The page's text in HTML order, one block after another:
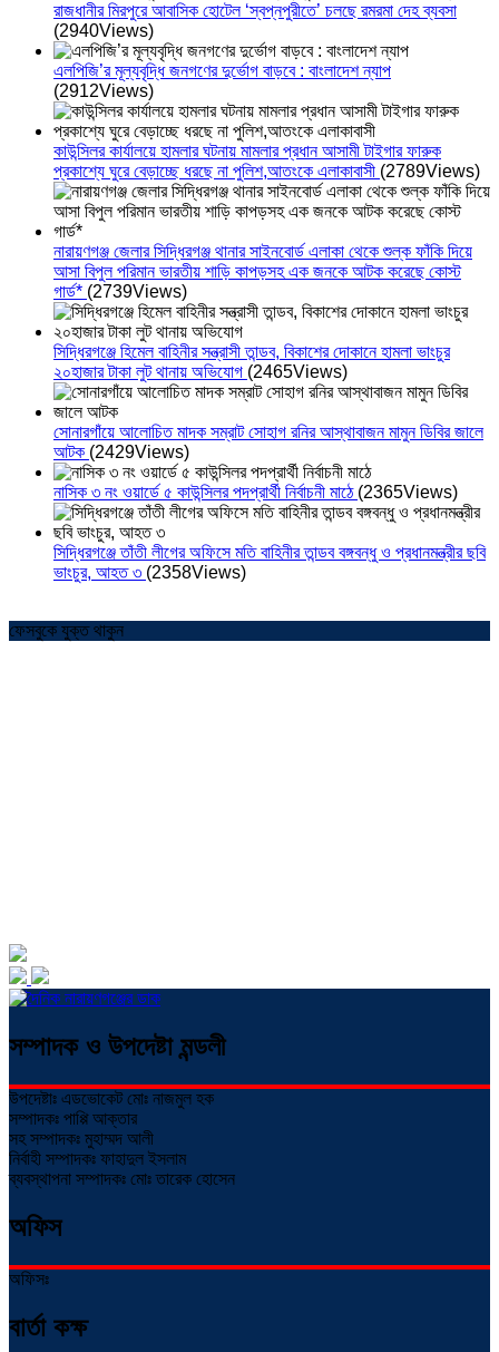
রাজধানীর মিরপুরে আবাসিক হোটেল ‘স্বপ্নপুরীতে’ চলছে রমরমা দেহ ব্যবসা
(2940Views)
এলপিজি’র মূল্যবৃদ্ধি জনগণের দুর্ভোগ বাড়বে : বাংলাদেশ ন্যাপ
(2912Views)
কাউন্সিলর কার্যালয়ে হামলার ঘটনায় মামলার প্রধান আসামী টাইগার ফারুক
প্রকাশ্যে ঘুরে বেড়াচ্ছে ধরছে না পুলিশ,আতংকে এলাকাবাসী (2789Views)
নারায়ণগঞ্জ জেলার সিদ্ধিরগঞ্জ থানার সাইনবোর্ড এলাকা থেকে শুল্ক ফাঁকি দিয়ে
আসা বিপুল পরিমান ভারতীয় শাড়ি কাপড়সহ এক জনকে আটক করেছে কোস্ট
গার্ড* (2739Views)
সিদ্ধিরগঞ্জে হিমেল বাহিনীর সন্ত্রাসী তান্ডব, বিকাশের দোকানে হামলা ভাংচুর
২০হাজার টাকা লুট থানায় অভিযোগ (2465Views)
সোনারগাঁয়ে আলোচিত মাদক সম্রাট সোহাগ রনির আস্থাবাজন মামুন ডিবির জালে
আটক (2429Views)
নাসিক ৩ নং ওয়ার্ডে ৫ কাউন্সিলর পদপ্রার্থী নির্বাচনী মাঠে (2365Views)
সিদ্ধিরগঞ্জে তাঁতী লীগের অফিসে মতি বাহিনীর তান্ডব বঙ্গবন্ধু ও প্রধানমন্ত্রীর ছবি
ভাংচুর, আহত ৩ (2358Views)
ফেসবুকে যুক্ত থাকুন
সম্পাদক ও উপদেষ্টা মন্ডলী
উপদেষ্টাঃ এডভোকেট মোঃ নাজমুল হক
সম্পাদকঃ পাপ্পি আক্তার
সহ সম্পাদকঃ মুহাম্মদ আলী
নির্বাহী সম্পাদকঃ ফাহাদুল ইসলাম
ব্যবস্থাপনা সম্পাদকঃ মোঃ তারেক হোসেন
অফিস
অফিসঃ
বার্তা কক্ষ